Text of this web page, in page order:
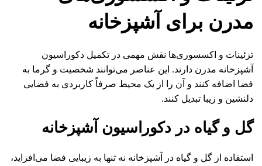
مدرن برای آشپزخانه
تزئینات و اکسسوری‌ها نقش مهمی در تکمیل دکوراسیون
آشپزخانه مدرن دارند. این عناصر می‌توانند شخصیت و گرما به
فضا اضافه کنند و آن را از یک محیط صرفاً کاربردی به فضایی
دلنشین و زیبا تبدیل کنند.
گل و گیاه در دکوراسیون آشپزخانه
استفاده از گل و گیاه در آشپزخانه نه تنها به زیبایی فضا می‌افزاید،